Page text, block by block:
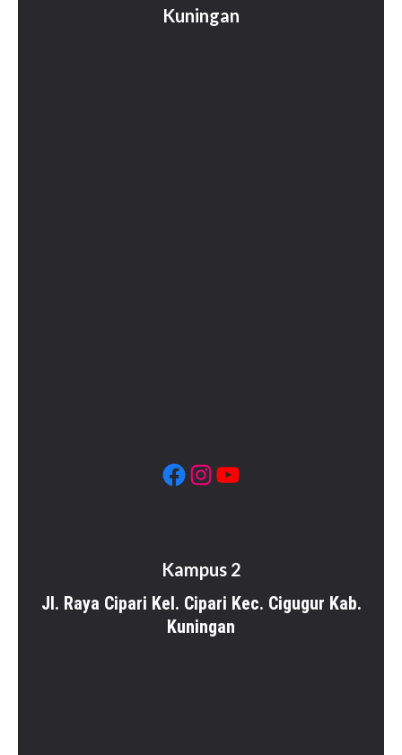
Kuningan
Facebook Instagram YouTube
Kampus 2
Jl. Raya Cipari Kel. Cipari Kec. Cigugur Kab.
Kuningan